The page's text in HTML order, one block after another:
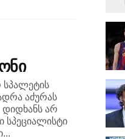
სპალეტის
აძურას
არ
სპეციალისტი